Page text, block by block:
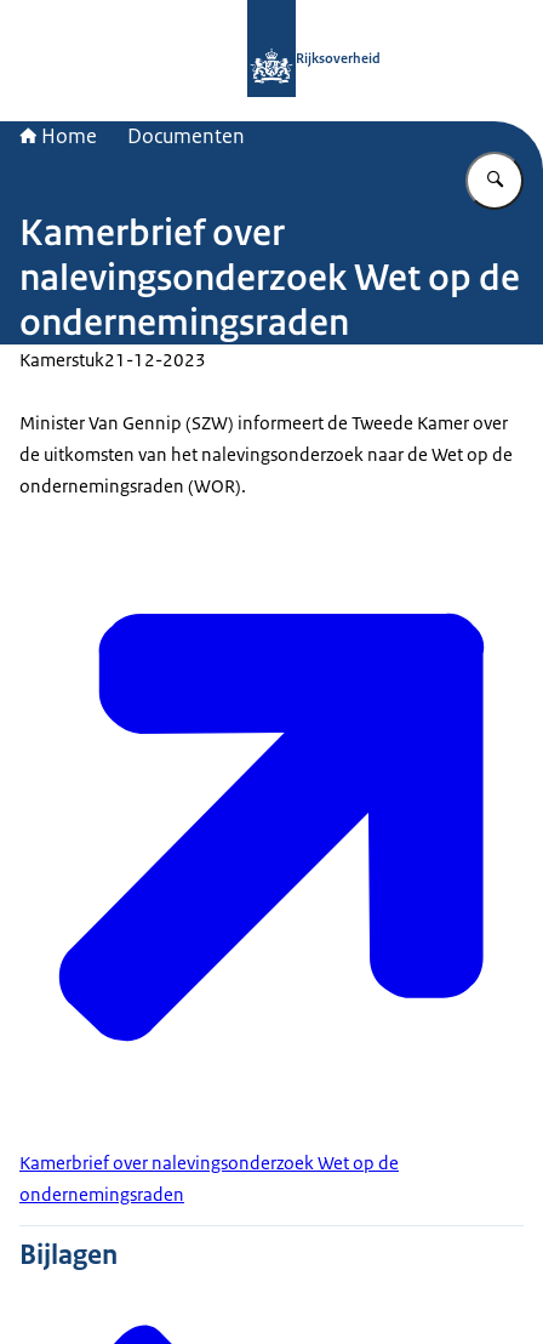
Rijksoverheid
Home Documenten
Kamerbrief over
nalevingsonderzoek Wet op de
ondernemingsraden
Kamerstuk21-12-2023
Minister Van Gennip (SZW) informeert de Tweede Kamer over
de uitkomsten van het nalevingsonderzoek naar de Wet op de
ondernemingsraden (WOR).
Kamerbrief over nalevingsonderzoek Wet op de
ondernemingsraden
Bijlagen